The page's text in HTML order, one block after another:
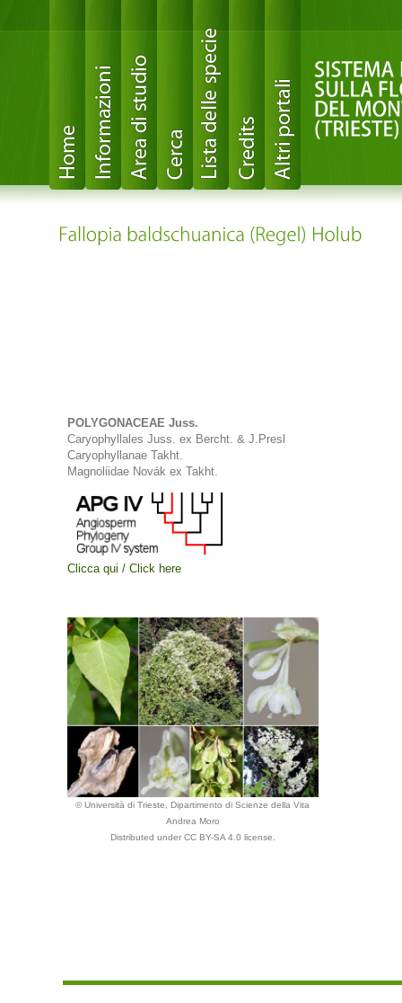
POLYGONACEAE Juss.
Caryophyllales Juss. ex Bercht. & J.Presl
Caryophyllanae Takht.
Magnoliidae Novák ex Takht.
Clicca qui / Click here
© Università di Trieste, Dipartimento di Scienze della Vita
Andrea Moro
Distributed under CC BY-SA 4.0 license.